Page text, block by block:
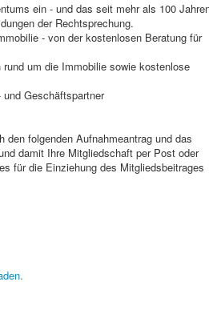
ein - und das seit mehr als 100
der Rechtsprechung.
- von der kostenlosen Beratung für
um die Immobilie sowie kostenlose
Geschäftspartner
folgenden Aufnahmeantrag und das
damit Ihre Mitgliedschaft per Post oder
für die Einziehung des Mitgliedsbeitrages